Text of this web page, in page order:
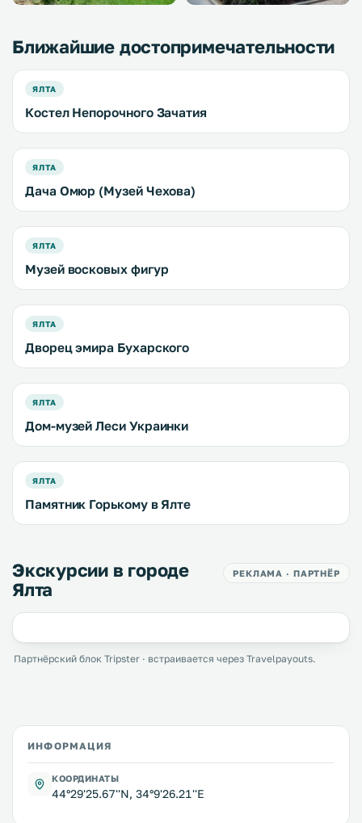
Ближайшие достопримечательности
ЯЛТА
Костел Непорочного Зачатия
ЯЛТА
Дача Омюр (Музей Чехова)
ЯЛТА
Музей восковых фигур
ЯЛТА
Дворец эмира Бухарского
ЯЛТА
Дом-музей Леси Украинки
ЯЛТА
Памятник Горькому в Ялте
Экскурсии в городе
Ялта
РЕКЛАМА · ПАРТНЁР
Партнёрский блок Tripster · встраивается через Travelpayouts.
ИНФОРМАЦИЯ
КООРДИНАТЫ
44°29'25.67''N, 34°9'26.21''E